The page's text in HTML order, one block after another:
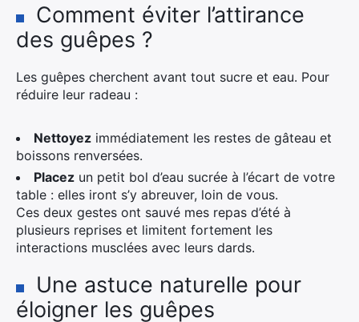
Comment éviter l’attirance
des guêpes ?
Les guêpes cherchent avant tout sucre et eau. Pour
réduire leur radeau :
Nettoyez immédiatement les restes de gâteau et
boissons renversées.
Placez un petit bol d’eau sucrée à l’écart de votre
table : elles iront s’y abreuver, loin de vous.
Ces deux gestes ont sauvé mes repas d’été à
plusieurs reprises et limitent fortement les
interactions musclées avec leurs dards.
Une astuce naturelle pour
éloigner les guêpes